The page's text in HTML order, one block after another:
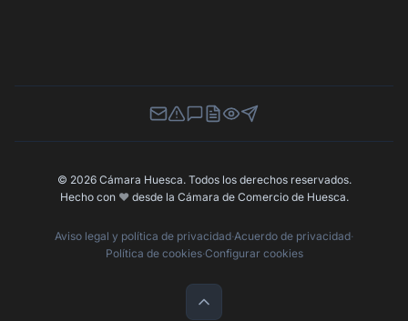
Newsletter
Canal de Denuncias
Buzón de Sugerencias
Perfil Contratante
Ley de Transparencia
Contacta con nosotros
© 2026 Cámara Huesca. Todos los derechos reservados.
Hecho con ❤️desde la Cámara de Comercio de Huesca.
Aviso legal y política de privacidad·Acuerdo de privacidad·
Política de cookies·Configurar cookies